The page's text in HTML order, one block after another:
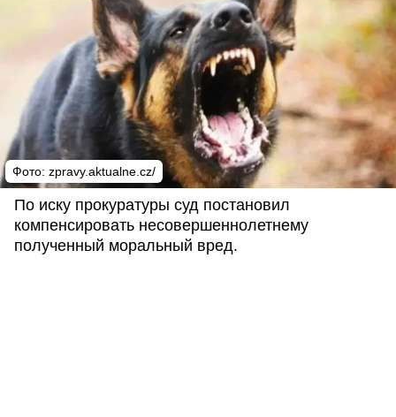
Фото: zpravy.aktualne.cz/
По иску прокуратуры суд постановил
компенсировать несовершеннолетнему
полученный моральный вред.